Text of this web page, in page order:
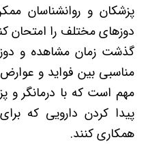
پزشکان و روانشناسان
دوزهای مختلف را امتحان
گذشت زمان مشاهده و دوز
مناسبی بین فواید و عوارض
مهم است که با
پیدا کردن دارویی که
همکاری کنند.